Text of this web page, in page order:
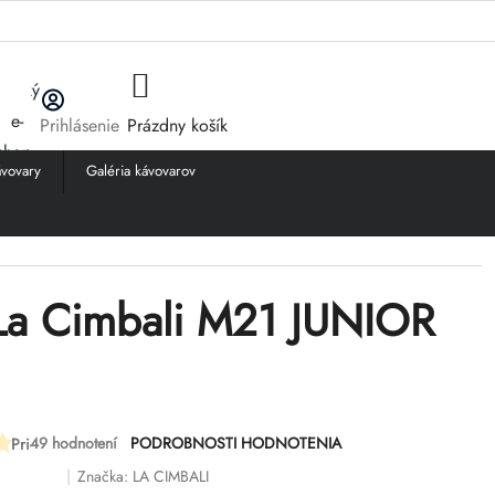
Prihlásenie NÁKUPNÝ
KOŠÍK
Prázdny košík
Galéria kávovarov
Cimbali M21 JUNIOR
Priemerné
hodnotenie
produktu
49 hodnotení
PODROBNOSTI HODNOTENIA
Značka: LA CIMBALI